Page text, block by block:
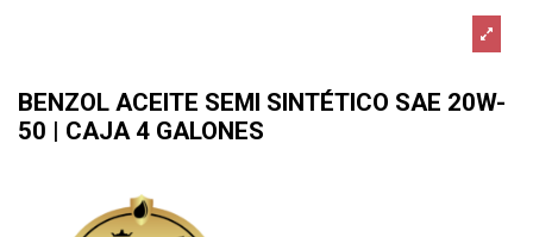
BENZOL ACEITE SEMI SINTÉTICO SAE 20W-
50 | CAJA 4 GALONES